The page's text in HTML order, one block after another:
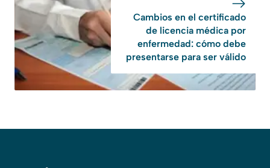
Cambios en el certificado
de licencia médica por
enfermedad: cómo debe
presentarse para ser válido